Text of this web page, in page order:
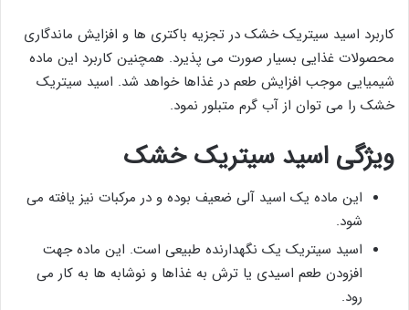
کاربرد اسید سیتریک خشک در تجزیه باکتری ها و افزایش ماندگاری
محصولات غذایی بسیار صورت می پذیرد. همچنین کاربرد این ماده
شیمیایی موجب افزایش طعم در غذاها خواهد شد. اسید سیتریک
خشک را می توان از آب گرم متبلور نمود.
ویژگی اسید سیتریک خشک
این ماده یک اسید آلی ضعیف بوده و در مرکبات نیز یافته می
شود.
اسید سیتریک یک نگهدارنده طبیعی است. این ماده جهت
افزودن طعم اسیدی یا ترش به غذاها و نوشابه ها به کار می
رود.